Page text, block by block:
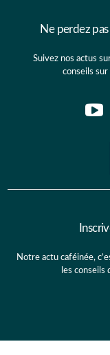
Ne perdez
Suivez nos actus
conseils
Notre actu caféinée,
les conseils